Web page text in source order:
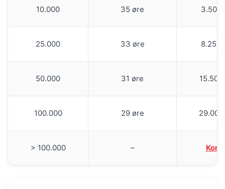
10.000 35 øre
25.000 33 øre
50.000 31 øre
100.000 29 øre
> 100.000 –